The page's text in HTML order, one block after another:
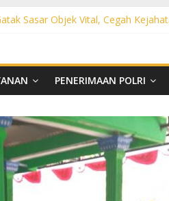
Sasar Objek Vital, Cegah
Sasar Perbankan hingga
Sisir Belasan Desa,
PENERIMAAN POLRI